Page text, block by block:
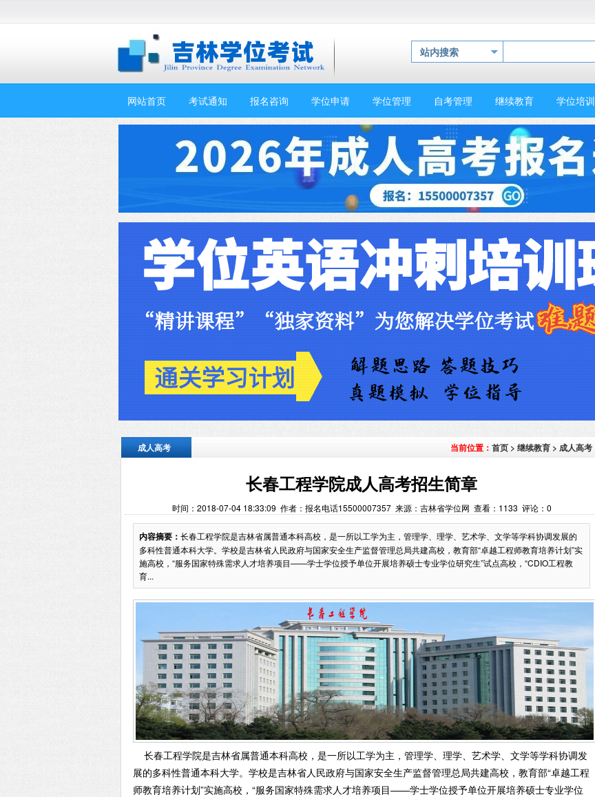
站内搜索
网站首页 考试通知 报名咨询 学位申请 学位管理 自考管理 继续教育 学位培训
成人高考 当前位置： 首页 > 继续教育 > 成人高考
长春工程学院成人高考招生简章
时间：2018-07-04 18:33:09 作者：报名电话15500007357 来源：吉林省学位网 查看： 1133 评论： 0
内容摘要： 长春工程学院是吉林省属普通本科高校，是一所以工学为主，管理学、理学、艺术学、文学等学科协调发展的
多科性普通本科大学。学校是吉林省人民政府与国家安全生产监督管理总局共建高校，教育部“卓越工程师教育培养计划”实
施高校，“服务国家特殊需求人才培养项目——学士学位授予单位开展培养硕士专业学位研究生”试点高校，“CDIO工程教
育...
长春工程学院是吉林省属普通本科高校，是一所以工学为主，管理学、理学、艺术学、文学等学科协调发
展的多科性普通本科大学。学校是吉林省人民政府与国家安全生产监督管理总局共建高校，教育部“卓越工程
师教育培养计划”实施高校，“服务国家特殊需求人才培养项目——学士学位授予单位开展培养硕士专业学位